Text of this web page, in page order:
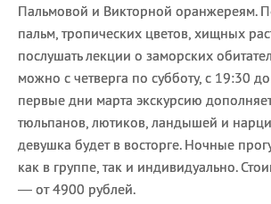
Пальмовой и Викторной оранжереям.
пальм, тропических цветов, хищных
послушать лекции о заморских
можно с четверга по субботу, с 19:30
первые дни марта экскурсию
тюльпанов, лютиков, ландышей и
девушка будет в восторге. Ночные
как в группе, так и индивидуально.
— от 4900 рублей.